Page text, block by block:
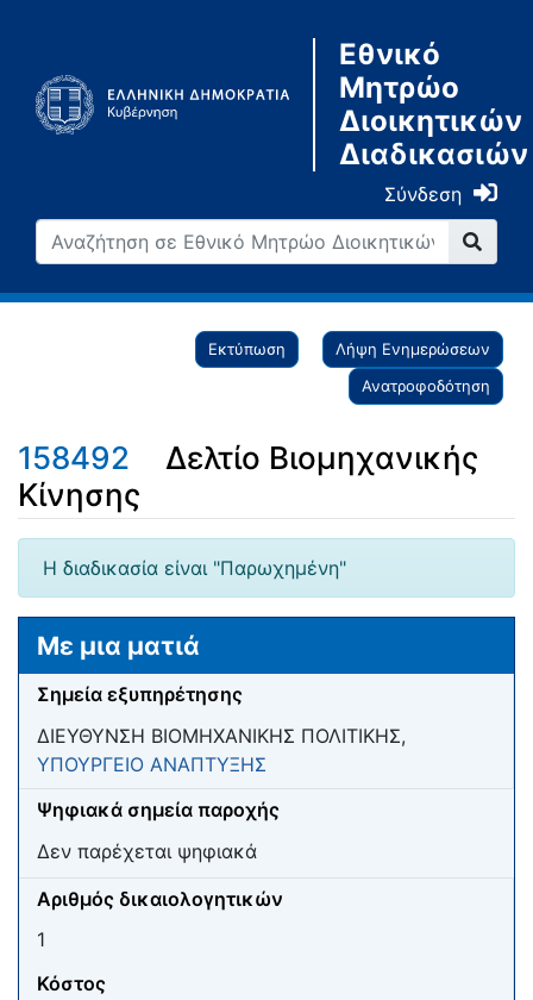
Εθνικό
Μητρώο
Διοικητικών
Διαδικασιών
Σύνδεση
Εκτύπωση
Λήψη Ενημερώσεων
Ανατροφοδότηση
158492
Δελτίο Βιομηχανικής
Κίνησης
Η διαδικασία είναι "Παρωχημένη"
Με μια ματιά
Σημεία εξυπηρέτησης
ΔΙΕΥΘΥΝΣΗ ΒΙΟΜΗΧΑΝΙΚΗΣ ΠΟΛΙΤΙΚΗΣ,
ΥΠΟΥΡΓΕΙΟ ΑΝΑΠΤΥΞΗΣ
Ψηφιακά σημεία παροχής
Δεν παρέχεται ψηφιακά
Αριθμός δικαιολογητικών
1
Κόστος